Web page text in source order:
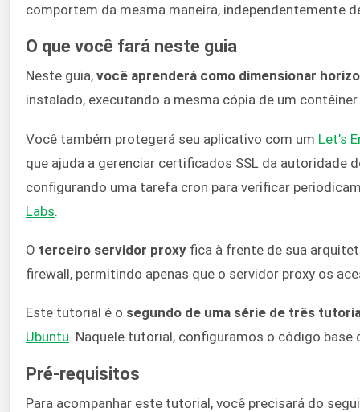
comportem da mesma maneira, independentemente
O que você fará neste guia
Neste guia, você aprenderá como dimensionar
instalado, executando a mesma cópia de um
Você também protegerá seu aplicativo com um Let’s
que ajuda a gerenciar certificados SSL da autoridade
configurando uma tarefa cron para verificar
Labs
O terceiro servidor proxy fica à frente de sua
firewall, permitindo apenas que o servidor proxy os
Este tutorial é o segundo de uma série de três
Ubuntu. Naquele tutorial, configuramos o código
Pré-requisitos
Para acompanhar este tutorial, você precisará do